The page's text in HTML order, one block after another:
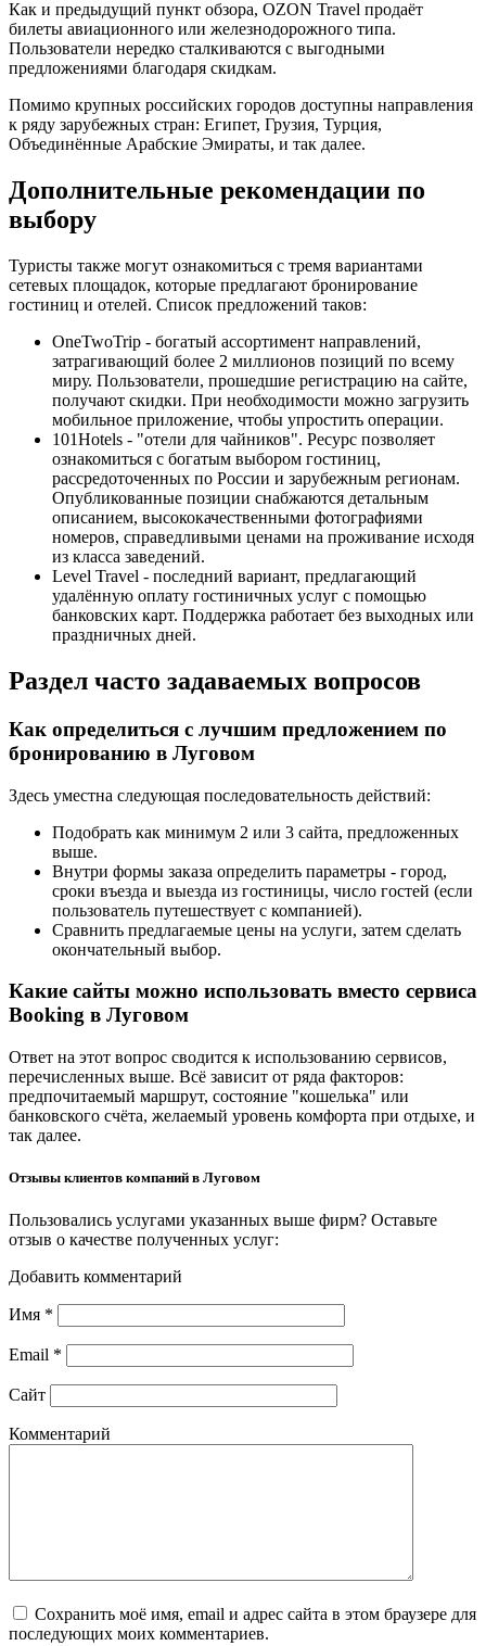
Как и предыдущий пункт обзора, OZON Travel продаёт
билеты авиационного или железнодорожного типа.
Пользователи нередко сталкиваются с выгодными
предложениями благодаря скидкам.
Помимо крупных российских городов доступны направления
к ряду зарубежных стран: Египет, Грузия, Турция,
Объединённые Арабские Эмираты, и так далее.
Дополнительные рекомендации по
выбору
Туристы также могут ознакомиться с тремя вариантами
сетевых площадок, которые предлагают бронирование
гостиниц и отелей. Список предложений таков:
OneTwoTrip - богатый ассортимент направлений,
затрагивающий более 2 миллионов позиций по всему
миру. Пользователи, прошедшие регистрацию на сайте,
получают скидки. При необходимости можно загрузить
мобильное приложение, чтобы упростить операции.
101Hotels - "отели для чайников". Ресурс позволяет
ознакомиться с богатым выбором гостиниц,
рассредоточенных по России и зарубежным регионам.
Опубликованные позиции снабжаются детальным
описанием, высококачественными фотографиями
номеров, справедливыми ценами на проживание исходя
из класса заведений.
Level Travel - последний вариант, предлагающий
удалённую оплату гостиничных услуг с помощью
банковских карт. Поддержка работает без выходных или
праздничных дней.
Раздел часто задаваемых вопросов
Как определиться с лучшим предложением по
бронированию в Луговом
Здесь уместна следующая последовательность действий:
Подобрать как минимум 2 или 3 сайта, предложенных
выше.
Внутри формы заказа определить параметры - город,
сроки въезда и выезда из гостиницы, число гостей (если
пользователь путешествует с компанией).
Сравнить предлагаемые цены на услуги, затем сделать
окончательный выбор.
Какие сайты можно использовать вместо сервиса
Booking в Луговом
Ответ на этот вопрос сводится к использованию сервисов,
перечисленных выше. Всё зависит от ряда факторов:
предпочитаемый маршрут, состояние "кошелька" или
банковского счёта, желаемый уровень комфорта при отдыхе, и
так далее.
Отзывы клиентов компаний в Луговом
Пользовались услугами указанных выше фирм? Оставьте
отзыв о качестве полученных услуг:
Добавить комментарий
Имя *
Email *
Сайт
Комментарий
Сохранить моё имя, email и адрес сайта в этом браузере для
последующих моих комментариев.